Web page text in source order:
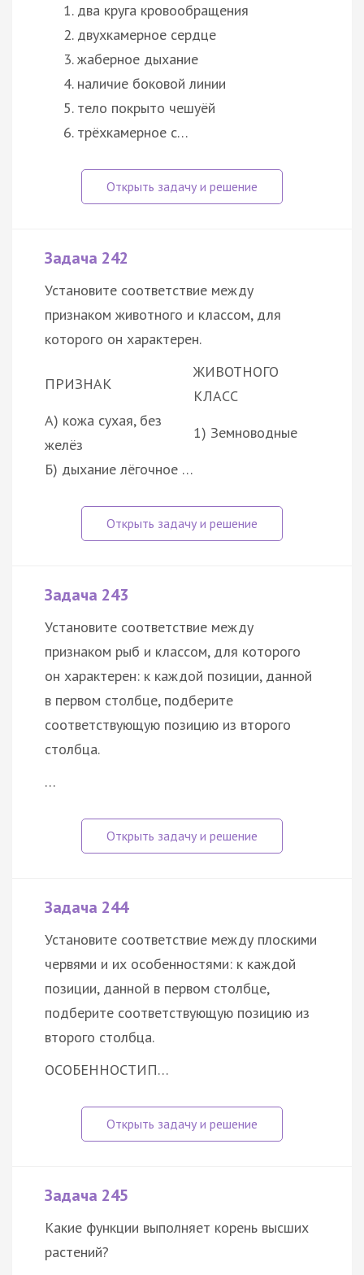
два круга кровообращения
двухкамерное сердце
жаберное дыхание
наличие боковой линии
тело покрыто чешуёй
трёхкамерное с…
Задача 242
Установите соответствие между
признаком животного и классом, для
которого он характерен.
ПРИЗНАК
ЖИВОТНОГО
КЛАСС
А) кожа сухая, без
желёз
1) Земноводные
Б) дыхание лёгочное …
Задача 243
Установите соответствие между
признаком рыб и классом, для которого
он характерен: к каждой позиции, данной
в первом столбце, подберите
соответствующую позицию из второго
столбца.
…
Задача 244
Установите соответствие между плоскими
червями и их особенностями: к каждой
позиции, данной в первом столбце,
подберите соответствующую позицию из
второго столбца.
ОСОБЕННОСТИП…
Задача 245
Какие функции выполняет корень высших
растений?